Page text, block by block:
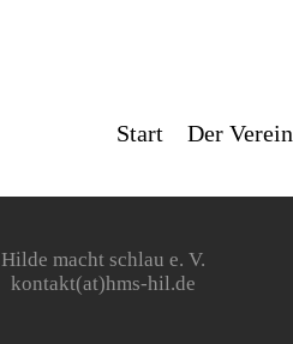
Start Der Verein
Hilde macht schlau e. V.
kontakt(at)hms-hil.de